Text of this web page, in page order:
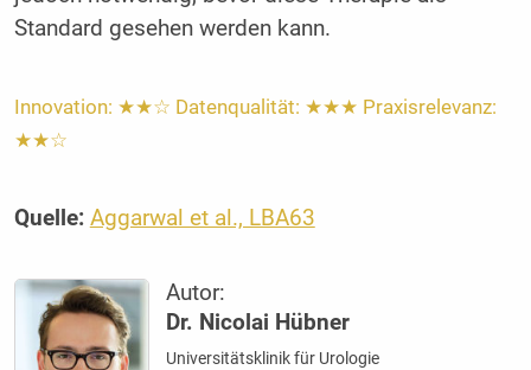
Standard gesehen werden kann.
Innovation: ★★☆ Datenqualität: ★★★ Praxisrelevanz:
★★☆
Quelle: Aggarwal et al., LBA63
Autor:
Dr. Nicolai Hübner
Universitätsklinik für Urologie